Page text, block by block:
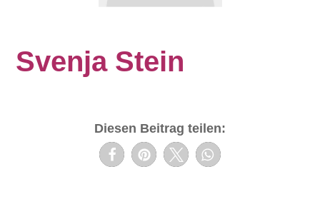
Svenja Stein
Diesen Beitrag teilen: